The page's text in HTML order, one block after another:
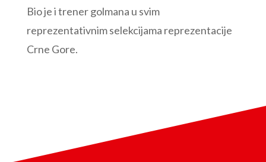
Bio je i trener golmana u svim
reprezentativnim selekcijama reprezentacije
Crne Gore.